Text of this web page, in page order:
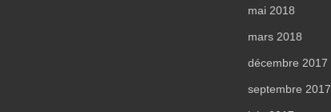
mai 2018
mars 2018
décembre 2017
septembre 2017